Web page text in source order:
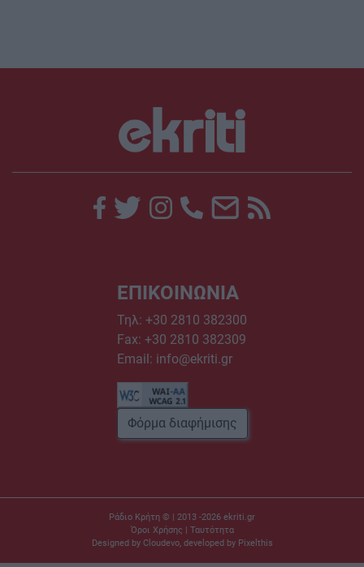
ΕΠΙΚΟΙΝΩΝΙΑ
Τηλ: +30 2810 382300
Fax: +30 2810 382309
Email: info@ekriti.gr
Φόρμα διαφήμισης
Ράδιο Κρήτη © | 2013 -2026 ekriti.gr
Όροι Χρήσης | Ταυτότητα
Designed by Cloudevo, developed by Pixelthis